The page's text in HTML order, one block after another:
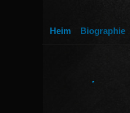
Heim Biographie